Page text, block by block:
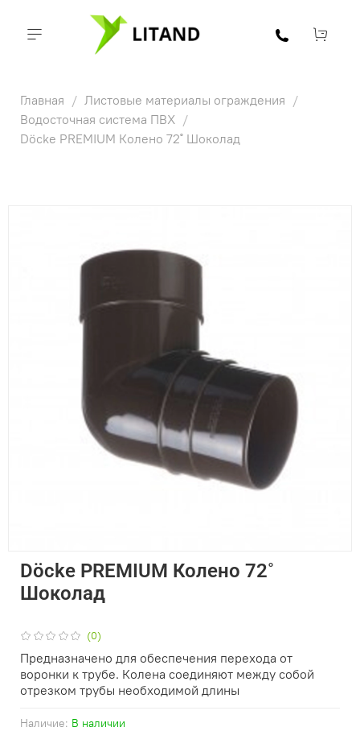
Главная
Листовые материалы ограждения
Водосточная система ПВХ
Döcke PREMIUM Колено 72˚ Шоколад
(0)
Наличие: В наличии
Döcke PREMIUM Колено 72˚
Шоколад
Предназначено для обеспечения перехода от
воронки к трубе. Колена соединяют между собой
отрезком трубы необходимой длины